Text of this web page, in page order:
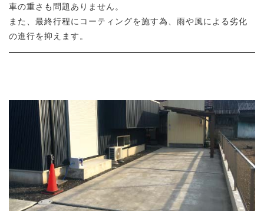
車の重さも問題ありません。
また、最終行程にコーティングを施す為、雨や風による劣化
の進行を抑えます。